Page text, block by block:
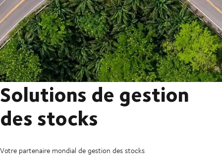
Solutions de gestion
des stocks
Votre partenaire mondial de gestion des stocks